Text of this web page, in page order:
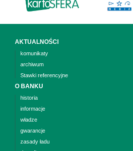
AKTUALNOŚCI
komunikaty
archiwum
Stawki referencyjne
O BANKU
historia
informacje
władze
gwarancje
zasady ładu